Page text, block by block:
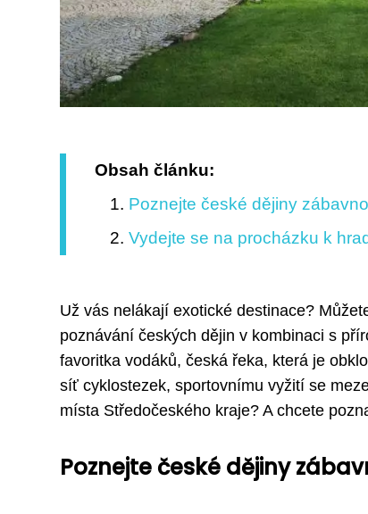
Obsah článku:
Poznejte české dějiny
Vydejte se na procházku k
Už vás nelákají exotické destinace?
poznávání českých dějin v kombinaci s
favoritka vodáků, česká řeka, která je
síť cyklostezek, sportovnímu vyžití se
místa Středočeského kraje? A chcete
Poznejte české dějiny